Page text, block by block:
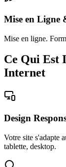
Mise en Ligne
Mise en ligne.
Ce Qui Est
Internet
Design
Votre site s'adapte
tablette, desktop.